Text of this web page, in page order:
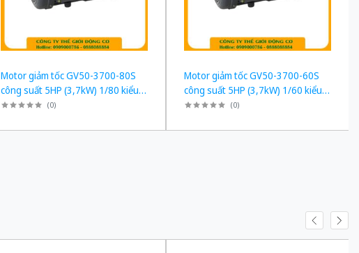
Motor giảm tốc GV50-3700-80S
công suất 5HP (3,7kW) 1/80 kiểu
lắp Mặt bích
(0)
Motor giảm tốc GV50-3700-60S
công suất 5HP (3,7kW) 1/60 kiểu
lắp Mặt bích
(0)